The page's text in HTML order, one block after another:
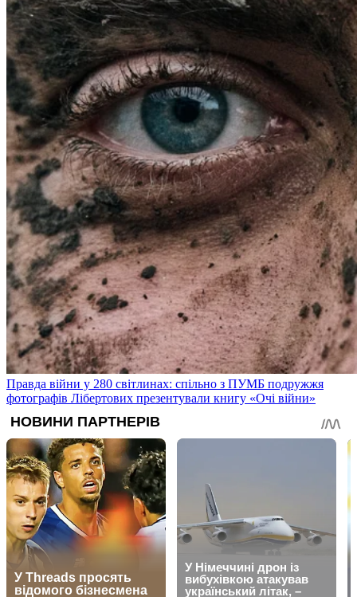
Правда війни у 280 світлинах: спільно з ПУМБ подружжя
фотографів Лібертових презентували книгу «Очі війни»